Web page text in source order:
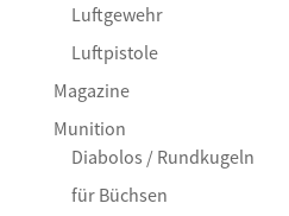
Luftgewehr
Luftpistole
Magazine
Munition
Diabolos / Rundkugeln
für Büchsen